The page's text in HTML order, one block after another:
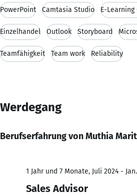
PowerPoint Camtasia Studio E-Learning
Einzelhandel Outlook Storyboard
Teamfähigkeit Team work Reliability
Werdegang
Berufserfahrung von Muthia
1 Jahr und 7 Monate, Juli 2024 -
Sales Advisor